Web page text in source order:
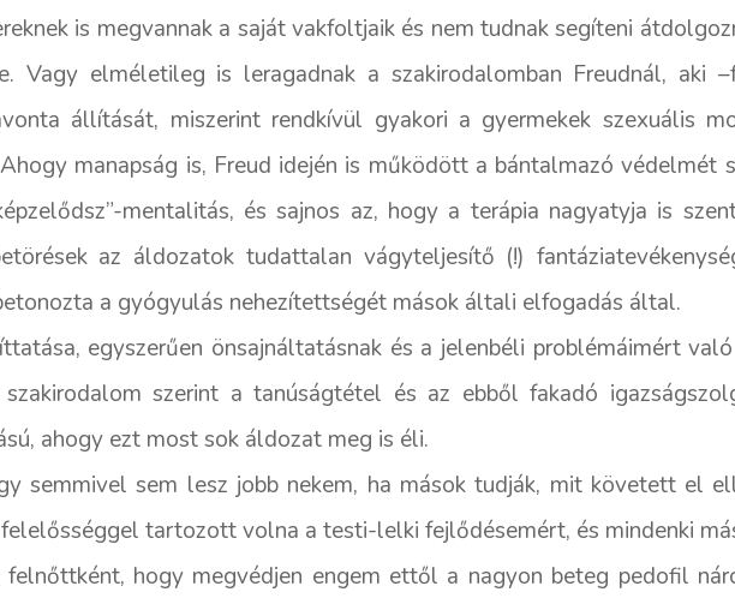
is megvannak a saját vakfoltjaik és nem tudnak segíteni
Vagy elméletileg is leragadnak a szakirodalomban Freudnál, aki
állítását, miszerint rendkívül gyakori a gyermekek szexuális
manapság is, Freud idején is működött a bántalmazó védelmét
mentalitás, és sajnos az, hogy a terápia nagyatyja is
az áldozatok tudattalan vágyteljesítő (!)
a gyógyulás nehezítettségét mások általi elfogadás által.
egyszerűen önsajnáltatásnak és a jelenbéli problémáimért
szerint a tanúságtétel és az ebből fakadó
ahogy ezt most sok áldozat meg is éli.
semmivel sem lesz jobb nekem, ha mások tudják, mit követett el
tartozott volna a testi-lelki fejlődésemért, és mindenki
hogy megvédjen engem ettől a nagyon beteg pedofil